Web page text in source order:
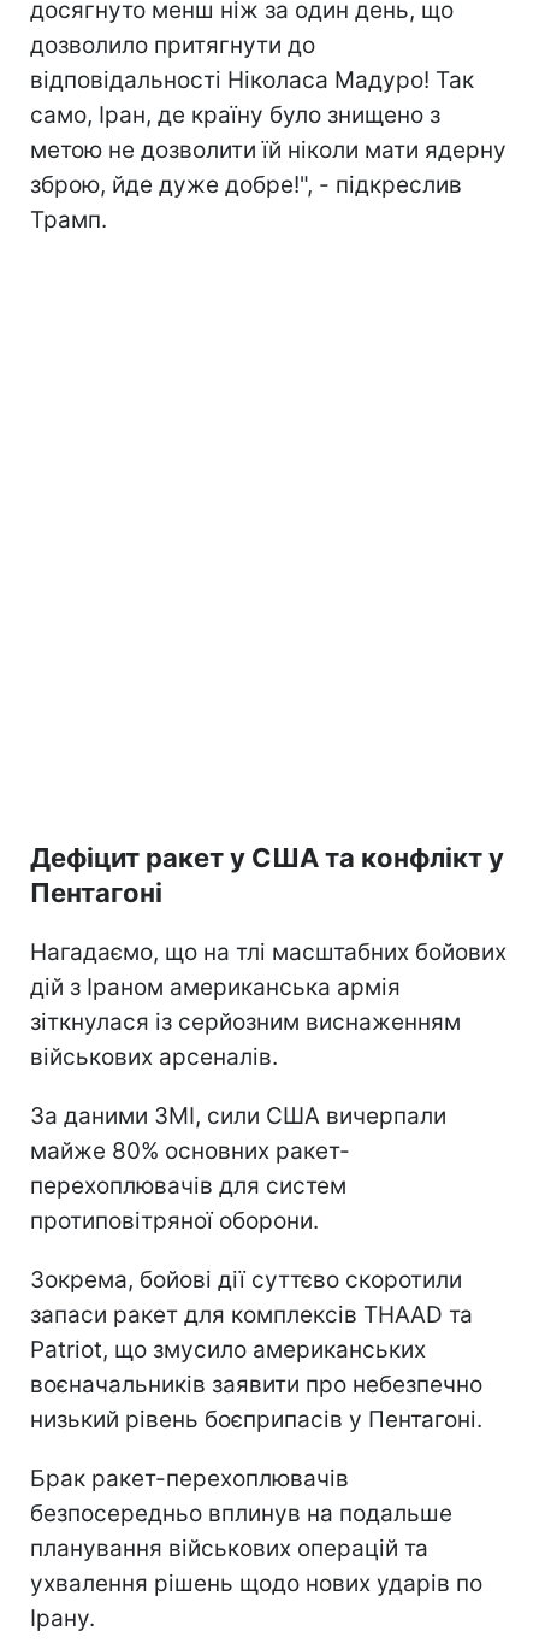
досягнуто менш ніж за один день, що
дозволило притягнути до
відповідальності Ніколаса Мадуро! Так
само, Іран, де країну було знищено з
метою не дозволити їй ніколи мати ядерну
зброю, йде дуже добре!", - підкреслив
Трамп.
Дефіцит ракет у США та конфлікт у
Пентагоні
Нагадаємо, що на тлі масштабних бойових
дій з Іраном американська армія
зіткнулася із серйозним виснаженням
військових арсеналів.
За даними ЗМІ, сили США вичерпали
майже 80% основних ракет-
перехоплювачів для систем
протиповітряної оборони.
Зокрема, бойові дії суттєво скоротили
запаси ракет для комплексів THAAD та
Patriot, що змусило американських
воєначальників заявити про небезпечно
низький рівень боєприпасів у Пентагоні.
Брак ракет-перехоплювачів
безпосередньо вплинув на подальше
планування військових операцій та
ухвалення рішень щодо нових ударів по
Ірану.